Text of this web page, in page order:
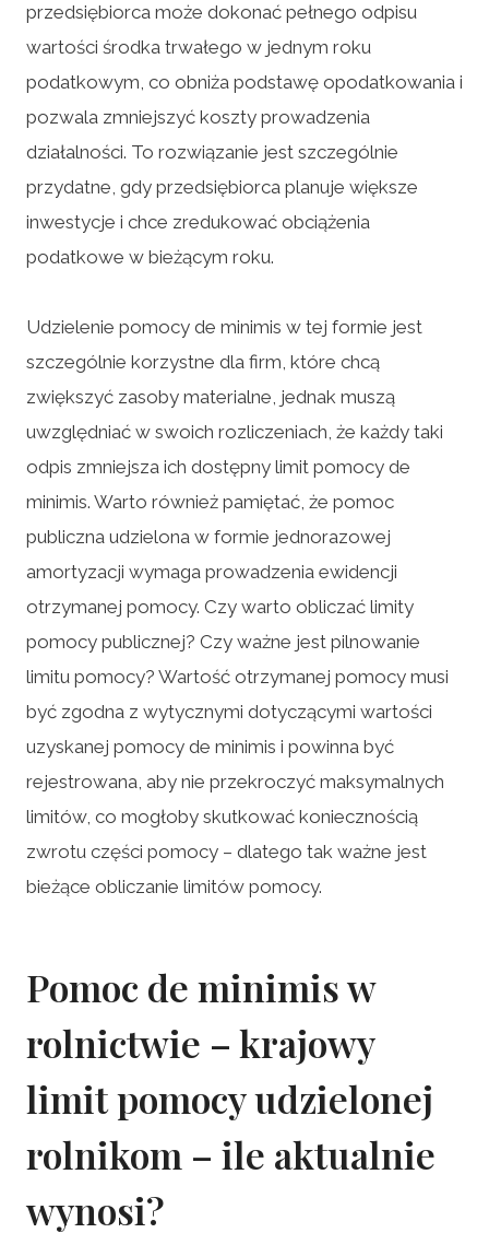
przedsiębiorca może dokonać pełnego odpisu
wartości środka trwałego w jednym roku
podatkowym, co obniża podstawę opodatkowania i
pozwala zmniejszyć koszty prowadzenia
działalności. To rozwiązanie jest szczególnie
przydatne, gdy przedsiębiorca planuje większe
inwestycje i chce zredukować obciążenia
podatkowe w bieżącym roku.
Udzielenie pomocy de minimis w tej formie jest
szczególnie korzystne dla firm, które chcą
zwiększyć zasoby materialne, jednak muszą
uwzględniać w swoich rozliczeniach, że każdy taki
odpis zmniejsza ich dostępny limit pomocy de
minimis. Warto również pamiętać, że pomoc
publiczna udzielona w formie jednorazowej
amortyzacji wymaga prowadzenia ewidencji
otrzymanej pomocy. Czy warto obliczać limity
pomocy publicznej? Czy ważne jest pilnowanie
limitu pomocy? Wartość otrzymanej pomocy musi
być zgodna z wytycznymi dotyczącymi wartości
uzyskanej pomocy de minimis i powinna być
rejestrowana, aby nie przekroczyć maksymalnych
limitów, co mogłoby skutkować koniecznością
zwrotu części pomocy – dlatego tak ważne jest
bieżące obliczanie limitów pomocy.
Pomoc de minimis w
rolnictwie – krajowy
limit pomocy udzielonej
rolnikom – ile aktualnie
wynosi?